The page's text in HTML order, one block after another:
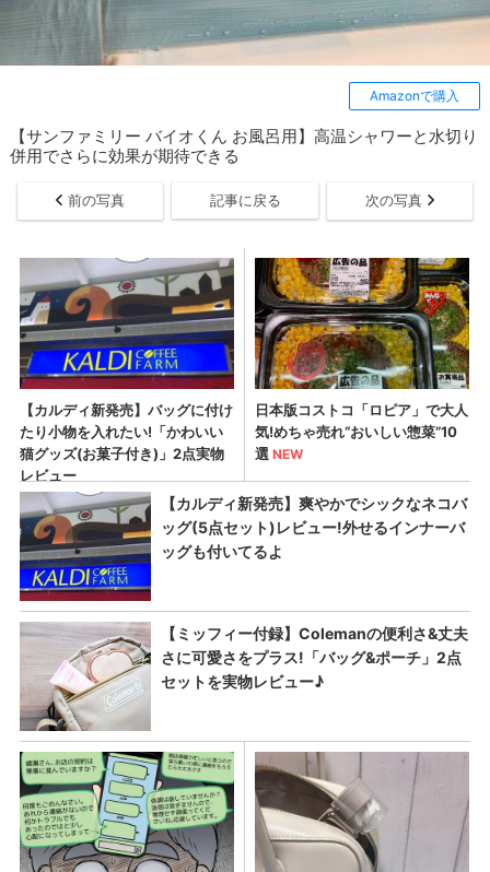
Amazonで購入
【サンファミリー バイオくん お風呂用】高温シャワーと水切り
併用でさらに効果が期待できる
前の写真 記事に戻る 次の写真